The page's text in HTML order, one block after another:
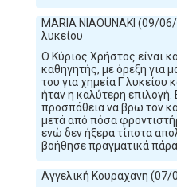
MARIA NIAOUNAKI (09/
λυκείου
Ο Κύριος Χρήστος είναι
καθηγητής, με όρεξη για
του για χημεία Γ λυκείου
ήταν η καλύτερη
προσπάθεια να βρω τον
μετά από πόσα
ενώ δεν ήξερα τίποτα
βοήθησε πραγματικά
Αγγελική Κουραχανη (07/